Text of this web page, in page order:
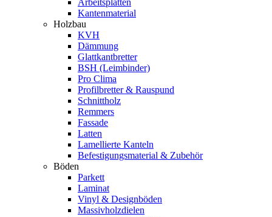
Arbeitsplatten
Kantenmaterial
Holzbau
KVH
Dämmung
Glattkantbretter
BSH (Leimbinder)
Pro Clima
Profilbretter & Rauspund
Schnittholz
Remmers
Fassade
Latten
Lamellierte Kanteln
Befestigungsmaterial & Zubehör
Böden
Parkett
Laminat
Vinyl & Designböden
Massivholzdielen